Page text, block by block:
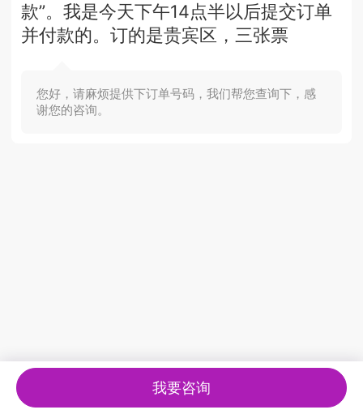
款”。我是今天下午14点半以后提交订单
并付款的。订的是贵宾区，三张票
您好，请麻烦提供下订单号码，我们帮您查询下，感
谢您的咨询。
我要咨询